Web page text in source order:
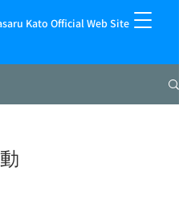
Kato Official Web Site